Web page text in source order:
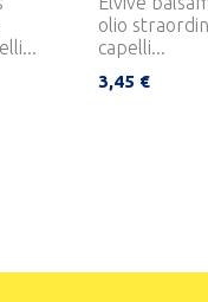
olio
capelli...
3,45 €